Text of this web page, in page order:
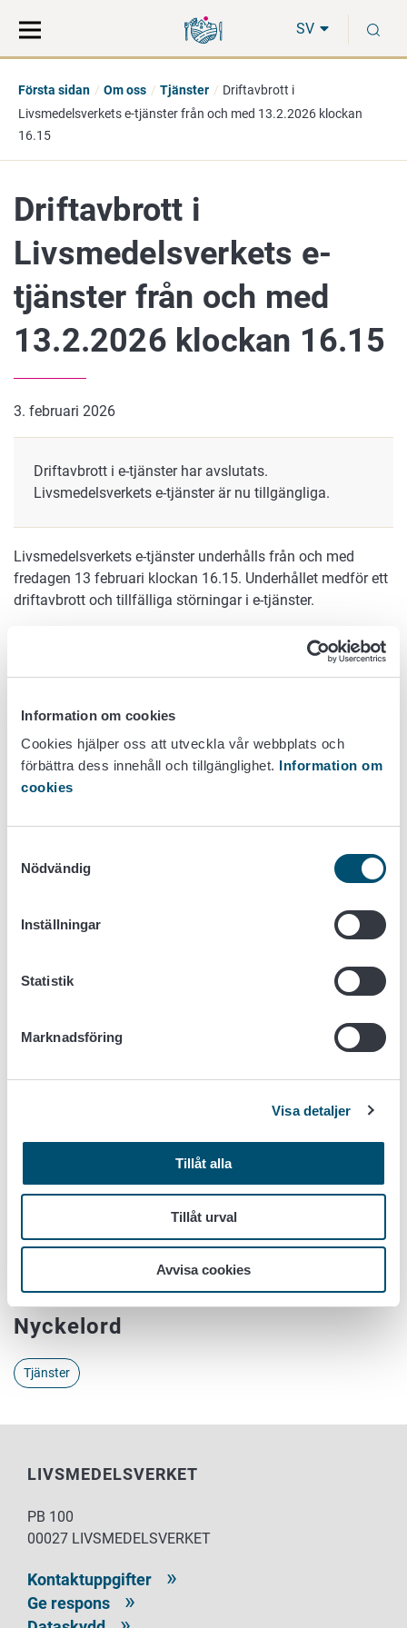
Information om cookies
Cookies hjälper oss att utveckla vår webbplats och
förbättra dess innehåll och tillgänglighet. Information om
cookies
Nödvändig
Inställningar
Statistik
Marknadsföring
Visa detaljer
Tillåt alla
Tillåt urval
Avvisa cookies
direkt
till
på
hela
SV
Första sidan Om oss Tjänster
Driftavbrott i
Livsmedelsverkets e-tjänster från och med 13.2.2026 klockan
16.15
Driftavbrott i
Livsmedelsverkets e-
tjänster från och med
13.2.2026 klockan 16.15
3. februari 2026
Driftavbrott i e-tjänster har avslutats.
Livsmedelsverkets e-tjänster är nu tillgängliga.
Livsmedelsverkets e-tjänster underhålls från och med
fredagen 13 februari klockan 16.15. Underhållet medför ett
driftavbrott och tillfälliga störningar i e-tjänster.
E-tjänsterna går att använda som vanligt igen senast på
söndagen 15 februari 2026 klockan 8. Tjänsterna kan vara
tillgängliga redan tidigare.
Underhållet påverkar exempelvis följande tjänster:
Veterinärregistret
Djurregister (nötkreatur-, får-, get- och svinregistret)
E-tjänsten för djurhållarregistret
Mjölkregistret
myndighetstjänster (livsmedelsverket.fi)
(livsmedelsverket.fi)
Tjänsten för forsknings- och tillsynsuppgifter
(https://avointieto.ruokavirasto.fi/)
Viputjänsten
Vipumobilen (mobilapplikation)
även en del av e-tjänsterna inom jord- och
skogsbruksministeriets förvaltningsområde. Vi beklagar
besväret som underhållet medför.
Nyckelord
Tjänster
LIVSMEDELSVERKET
PB 100
00027 LIVSMEDELSVERKET
Kontaktuppgifter
Ge respons